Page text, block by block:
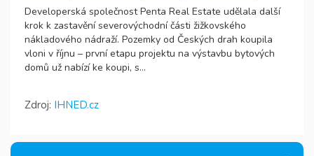
Developerská společnost Penta Real Estate udělala další
krok k zastavění severovýchodní části žižkovského
nákladového nádraží. Pozemky od Českých drah koupila
vloni v říjnu – první etapu projektu na výstavbu bytových
domů už nabízí ke koupi, s...
Zdroj: IHNED.cz